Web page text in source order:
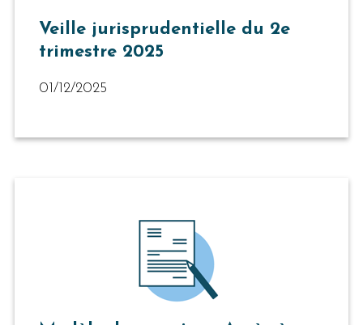
Veille jurisprudentielle du 2e
trimestre 2025
01/12/2025